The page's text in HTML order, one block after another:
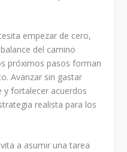
empezar de cero,
del camino
próximos pasos forman
Avanzar sin gastar
y fortalecer acuerdos
realista para los
a asumir una tarea